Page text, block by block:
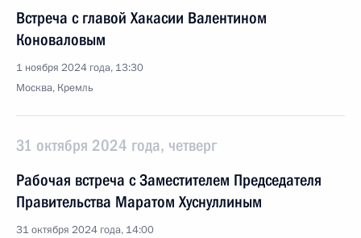
Встреча с главой Хакасии Валентином
Коноваловым
1 ноября 2024 года, 13:30
Москва, Кремль
31 октября 2024 года, четверг
Рабочая встреча с Заместителем Председателя
Правительства Маратом Хуснуллиным
31 октября 2024 года, 14:00